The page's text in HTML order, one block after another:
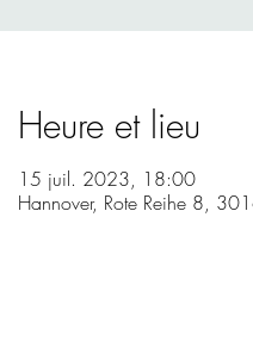
Heure et lieu
15 juil. 2023, 18:00
Hannover, Rote Reihe 8,